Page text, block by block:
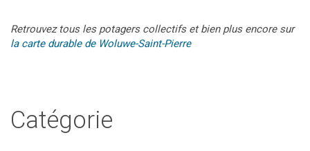
Retrouvez tous les potagers collectifs et bien plus encore sur
la carte durable de Woluwe-Saint-Pierre
Catégorie